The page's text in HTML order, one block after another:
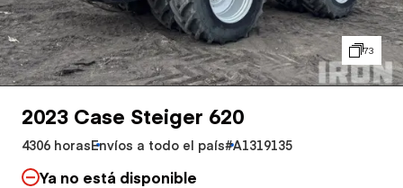
73
2023 Case Steiger 620
4306 horasEnvíos a todo el país#A1319135
Ya no está disponible